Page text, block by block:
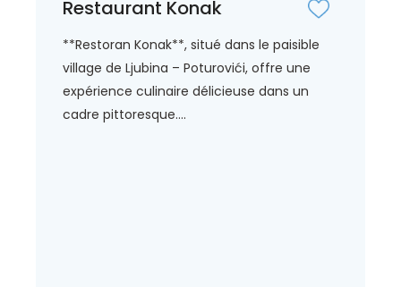
Restaurant Konak
**Restoran Konak**, situé dans le paisible
village de Ljubina – Poturovići, offre une
expérience culinaire délicieuse dans un
cadre pittoresque....